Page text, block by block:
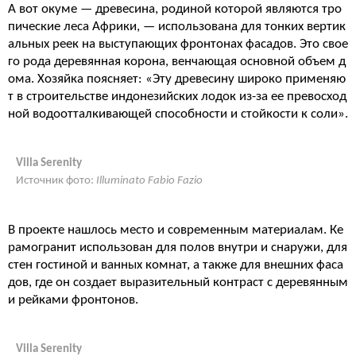
А вот окуме — древесина, родиной которой являются тро
пические леса Африки, — использована для тонких вертик
альных реек на выступающих фронтонах фасадов. Это свое
го рода деревянная корона, венчающая основной объем д
ома. Хозяйка поясняет: «Эту древесину широко применяю
т в строительстве индонезийских лодок из-за ее превосход
ной водоотталкивающей способности и стойкости к соли».
Villa Serenity
Источник фото: Illuminato Fabio Fazio
В проекте нашлось место и современным материалам. Ке
рамогранит использован для полов внутри и снаружи, для
стен гостиной и ванных комнат, а также для внешних фаса
дов, где он создает выразительный контраст с деревянным
и рейками фронтонов.
Villa Serenity